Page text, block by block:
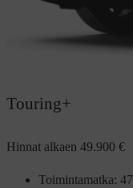
Touring+
Hinnat alkaen 49.900 €
Toimintamatka: